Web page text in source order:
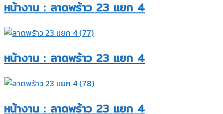
หน้างาน : ลาดพร้าว 23 แยก 4​
หน้างาน : ลาดพร้าว 23 แยก 4​
หน้างาน : ลาดพร้าว 23 แยก 4​